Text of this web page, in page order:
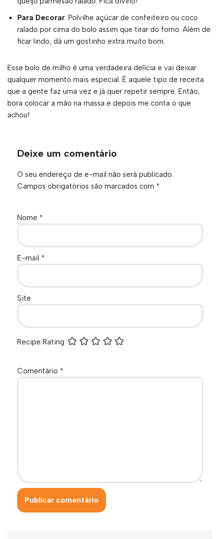
Para Decorar: Polvilhe açúcar de confeiteiro ou coco
ralado por cima do bolo assim que tirar do forno. Além de
ficar lindo, dá um gostinho extra muito bom.
Esse bolo de milho é uma verdadeira delícia e vai deixar
qualquer momento mais especial. É aquele tipo de receita
que a gente faz uma vez e já quer repetir sempre. Então,
bora colocar a mão na massa e depois me conta o que
achou!
Deixe um comentário
O seu endereço de e-mail não será publicado.
Campos obrigatórios são marcados com *
Nome *
E-mail *
Site
Recipe Rating
Comentário *